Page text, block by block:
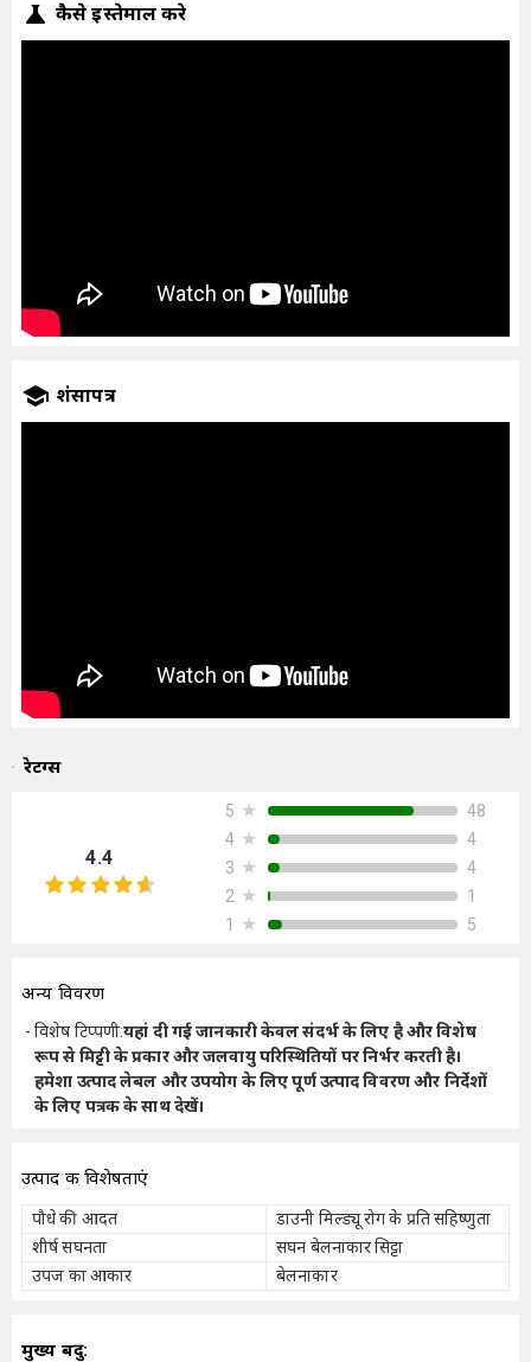
कैसे इस्तेमाल करे
प्रशंसापत्र
रेटिंग्स
4.4
5 ★
48
4 ★
4
3 ★
4
2 ★
1
1
★ 5
अन्य विवरण
विशेष टिप्पणी:यहां दी गई जानकारी केवल संदर्भ के लिए है और विशेष
रूप से मिट्टी के प्रकार और जलवायु परिस्थितियों पर निर्भर करती है।
हमेशा उत्पाद लेबल और उपयोग के लिए पूर्ण उत्पाद विवरण और निर्देशों
के लिए पत्रक के साथ देखें।
उत्पाद की विशेषताएं
पौधे की आदत
डाउनी मिल्ड्यू रोग के प्रति सहिष्णुता
शीर्ष सघनता
सघन बेलनाकार सिट्टा
उपज का आकार
बेलनाकार
मुख्य बिंदु: